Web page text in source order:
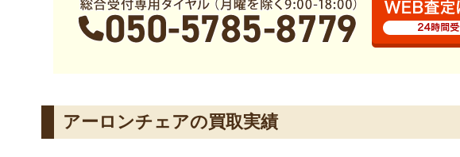
アーロンチェアの買取実績